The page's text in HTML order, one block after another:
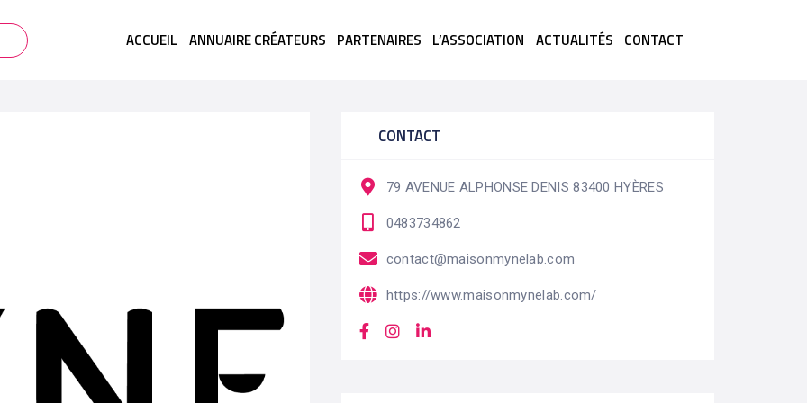
ACCUEIL ANNUAIRE CRÉATEURS PARTENAIRES L’ASSOCIATION ACTUALITÉS CONTACT
CONTACT
79 AVENUE ALPHONSE DENIS 83400 HYÈRES
0483734862
contact@maisonmynelab.com
https://www.maisonmynelab.com/